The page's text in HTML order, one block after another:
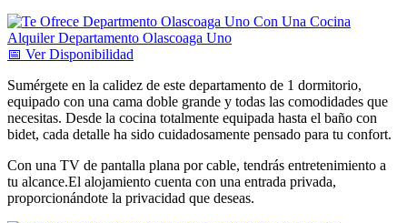
📅 VerDisponibilidad
Sumérgete en la calidez de este departamento de 1 dormitorio,
equipado con una cama doble grande y todas las comodidades que
necesitas. Desde la cocina totalmente equipada hasta el baño con
bidet, cada detalle ha sido cuidadosamente pensado para tu confort.
Con una TV de pantalla plana por cable, tendrás entretenimiento a
tu alcance.El alojamiento cuenta con una entrada privada,
proporcionándote la privacidad que deseas.